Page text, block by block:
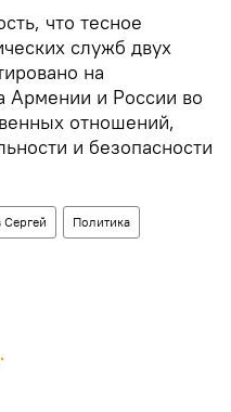
что тесное
служб двух
на
Армении и России во
отношений,
и безопасности
Сергей Политика